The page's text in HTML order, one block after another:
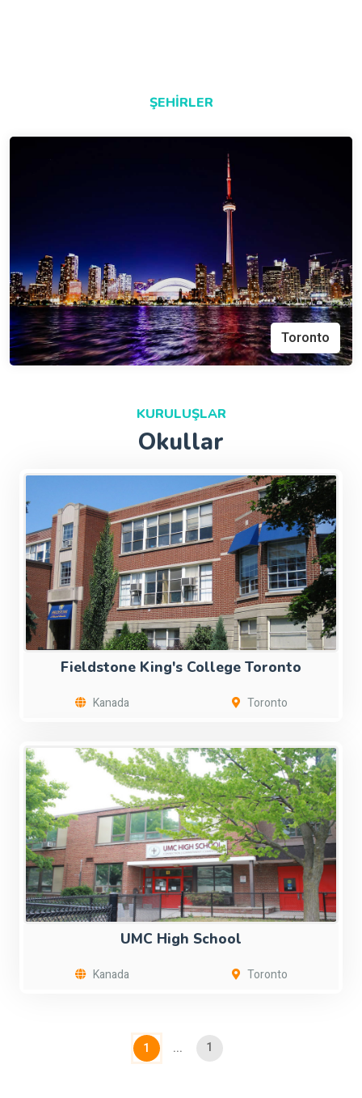
ŞEHIRLER
Toronto
KURULUŞLAR
Okullar
Fieldstone King's College Toronto
Kanada Toronto
UMC High School
Kanada Toronto
1 ... 1